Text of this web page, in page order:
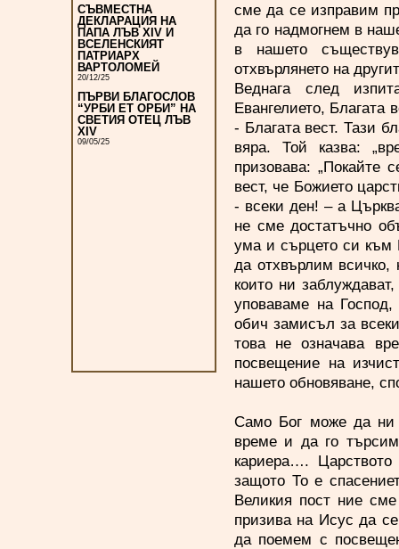
СЪВМЕСТНА
ДЕКЛАРАЦИЯ НА
ПАПА ЛЪВ XIV И
ВСЕЛЕНСКИЯТ
ПАТРИАРХ
ВАРТОЛОМЕЙ
20/12/25
ПЪРВИ БЛАГОСЛОВ
“УРБИ ЕТ ОРБИ” НА
СВЕТИЯ ОТЕЦ ЛЪВ
XIV
09/05/25
сме да се изправим
да го надмогнем в
в нашето
отхвърлянето на
Веднага след
Евангелието, Благата
- Благата вест. Тази
вяра. Той казва:
призовава: „Покайте
вест, че Божието
- всеки ден! – а
не сме достатъчно
ума и сърцето си към
да отхвърлим всичко,
които ни
уповаваме на
обич замисъл за
това не означава
посвещение на
нашето обновяване,
Само Бог може да ни
време и да го
кариера….
защото То е
Великия пост ние
призива на Исус да
да поемем с